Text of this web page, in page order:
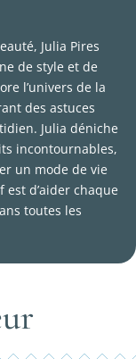
Julia Pires
de style et de
l’univers de la
des astuces
Julia déniche
incontournables,
un mode de vie
d’aider chaque
toutes les